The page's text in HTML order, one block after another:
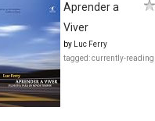
Aprender a
Viver
by
Luc Ferry
tagged: currently-reading